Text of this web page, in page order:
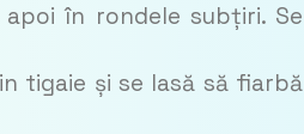
în rondele subțiri. Se
tigaie și se lasă să fiarbă